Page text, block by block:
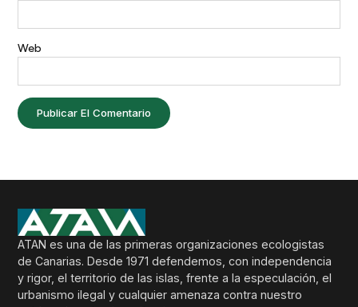
Web
ATAN es una de las primeras organizaciones ecologistas
de Canarias. Desde 1971 defendemos, con independencia
y rigor, el territorio de las islas, frente a la especulación, el
urbanismo ilegal y cualquier amenaza contra nuestro